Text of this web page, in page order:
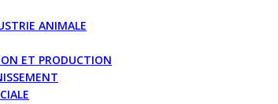
ANIMALE
ET PRODUCTION